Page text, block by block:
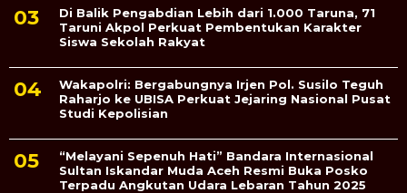
Di Balik Pengabdian Lebih dari 1.000 Taruna, 71
Taruni Akpol Perkuat Pembentukan Karakter
Siswa Sekolah Rakyat
Wakapolri: Bergabungnya Irjen Pol. Susilo Teguh
Raharjo ke UBISA Perkuat Jejaring Nasional Pusat
Studi Kepolisian
“Melayani Sepenuh Hati” Bandara Internasional
Sultan Iskandar Muda Aceh Resmi Buka Posko
Terpadu Angkutan Udara Lebaran Tahun 2025